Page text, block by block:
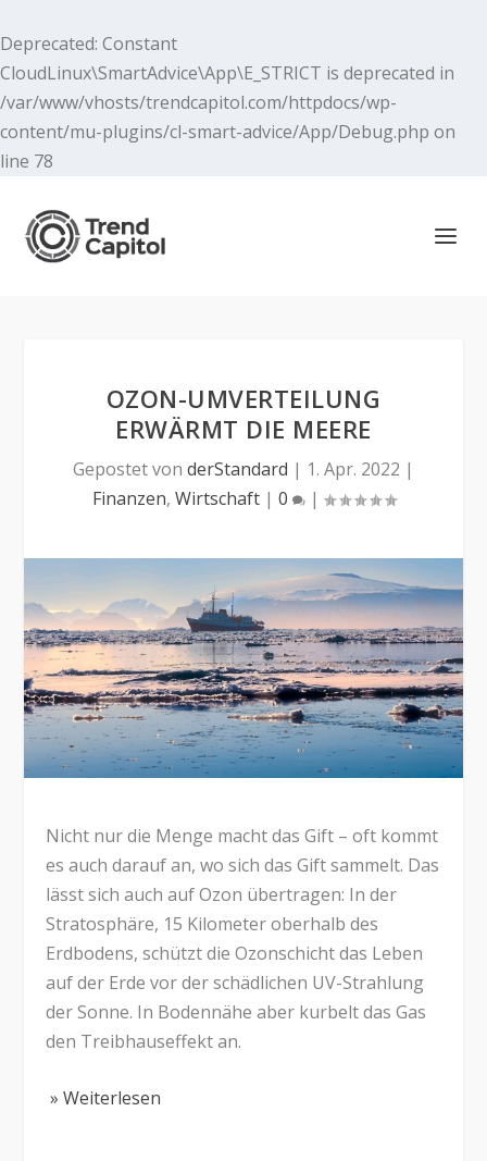
Deprecated: Constant
CloudLinux\SmartAdvice\App\E_STRICT is deprecated in
/var/www/vhosts/trendcapitol.com/httpdocs/wp-
content/mu-plugins/cl-smart-advice/App/Debug.php on
line 78
OZON-UMVERTEILUNG
ERWÄRMT DIE MEERE
Gepostet von derStandard | 1. Apr. 2022 |
Finanzen, Wirtschaft| 0 |
Nicht nur die Menge macht das Gift – oft kommt
es auch darauf an, wo sich das Gift sammelt. Das
lässt sich auch auf Ozon übertragen: In der
Stratosphäre, 15 Kilometer oberhalb des
Erdbodens, schützt die Ozonschicht das Leben
auf der Erde vor der schädlichen UV-Strahlung
der Sonne. In Bodennähe aber kurbelt das Gas
den Treibhauseffekt an.
» Weiterlesen